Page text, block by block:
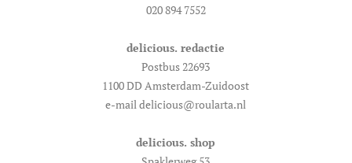
020 894 7552
delicious. redactie
Postbus 22693
1100 DD Amsterdam-Zuidoost
e-mail delicious@roularta.nl
delicious. shop